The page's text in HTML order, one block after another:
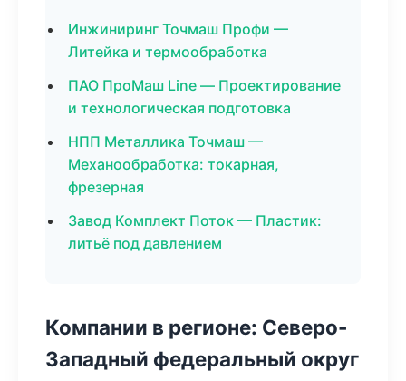
Инжиниринг Точмаш Профи —
Литейка и термообработка
ПАО ПроМаш Line — Проектирование
и технологическая подготовка
НПП Металлика Точмаш —
Механообработка: токарная,
фрезерная
Завод Комплект Поток — Пластик:
литьё под давлением
Компании в регионе: Северо-
Западный федеральный округ